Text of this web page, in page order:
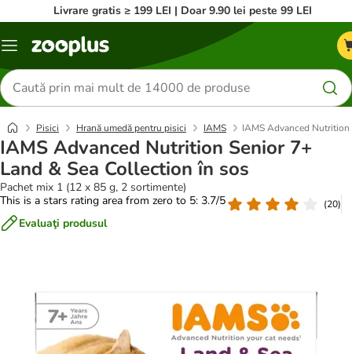
Livrare gratis ≥ 199 LEI | Doar 9.90 lei peste 99 LEI
Categorii
Căutare
produse
Pisici Hrană umedă pentru pisici IAMS IAMS Advanced
IAMS Advanced Nutrition Senior 7+
Land & Sea Collection în sos
Pachet mix 1 (12 x 85 g, 2 sortimente)
This is a stars rating area from zero to 5: 3.7/5
(20)
Evaluaţi produsul